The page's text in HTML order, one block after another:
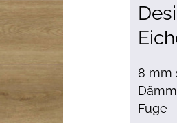
8 mm
Fuge